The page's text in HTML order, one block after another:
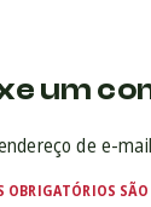
um
de e-
OBRIGATÓRIOS